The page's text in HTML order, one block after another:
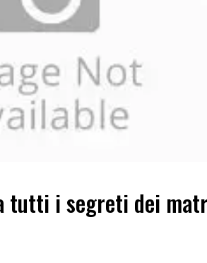
tutti i segreti dei